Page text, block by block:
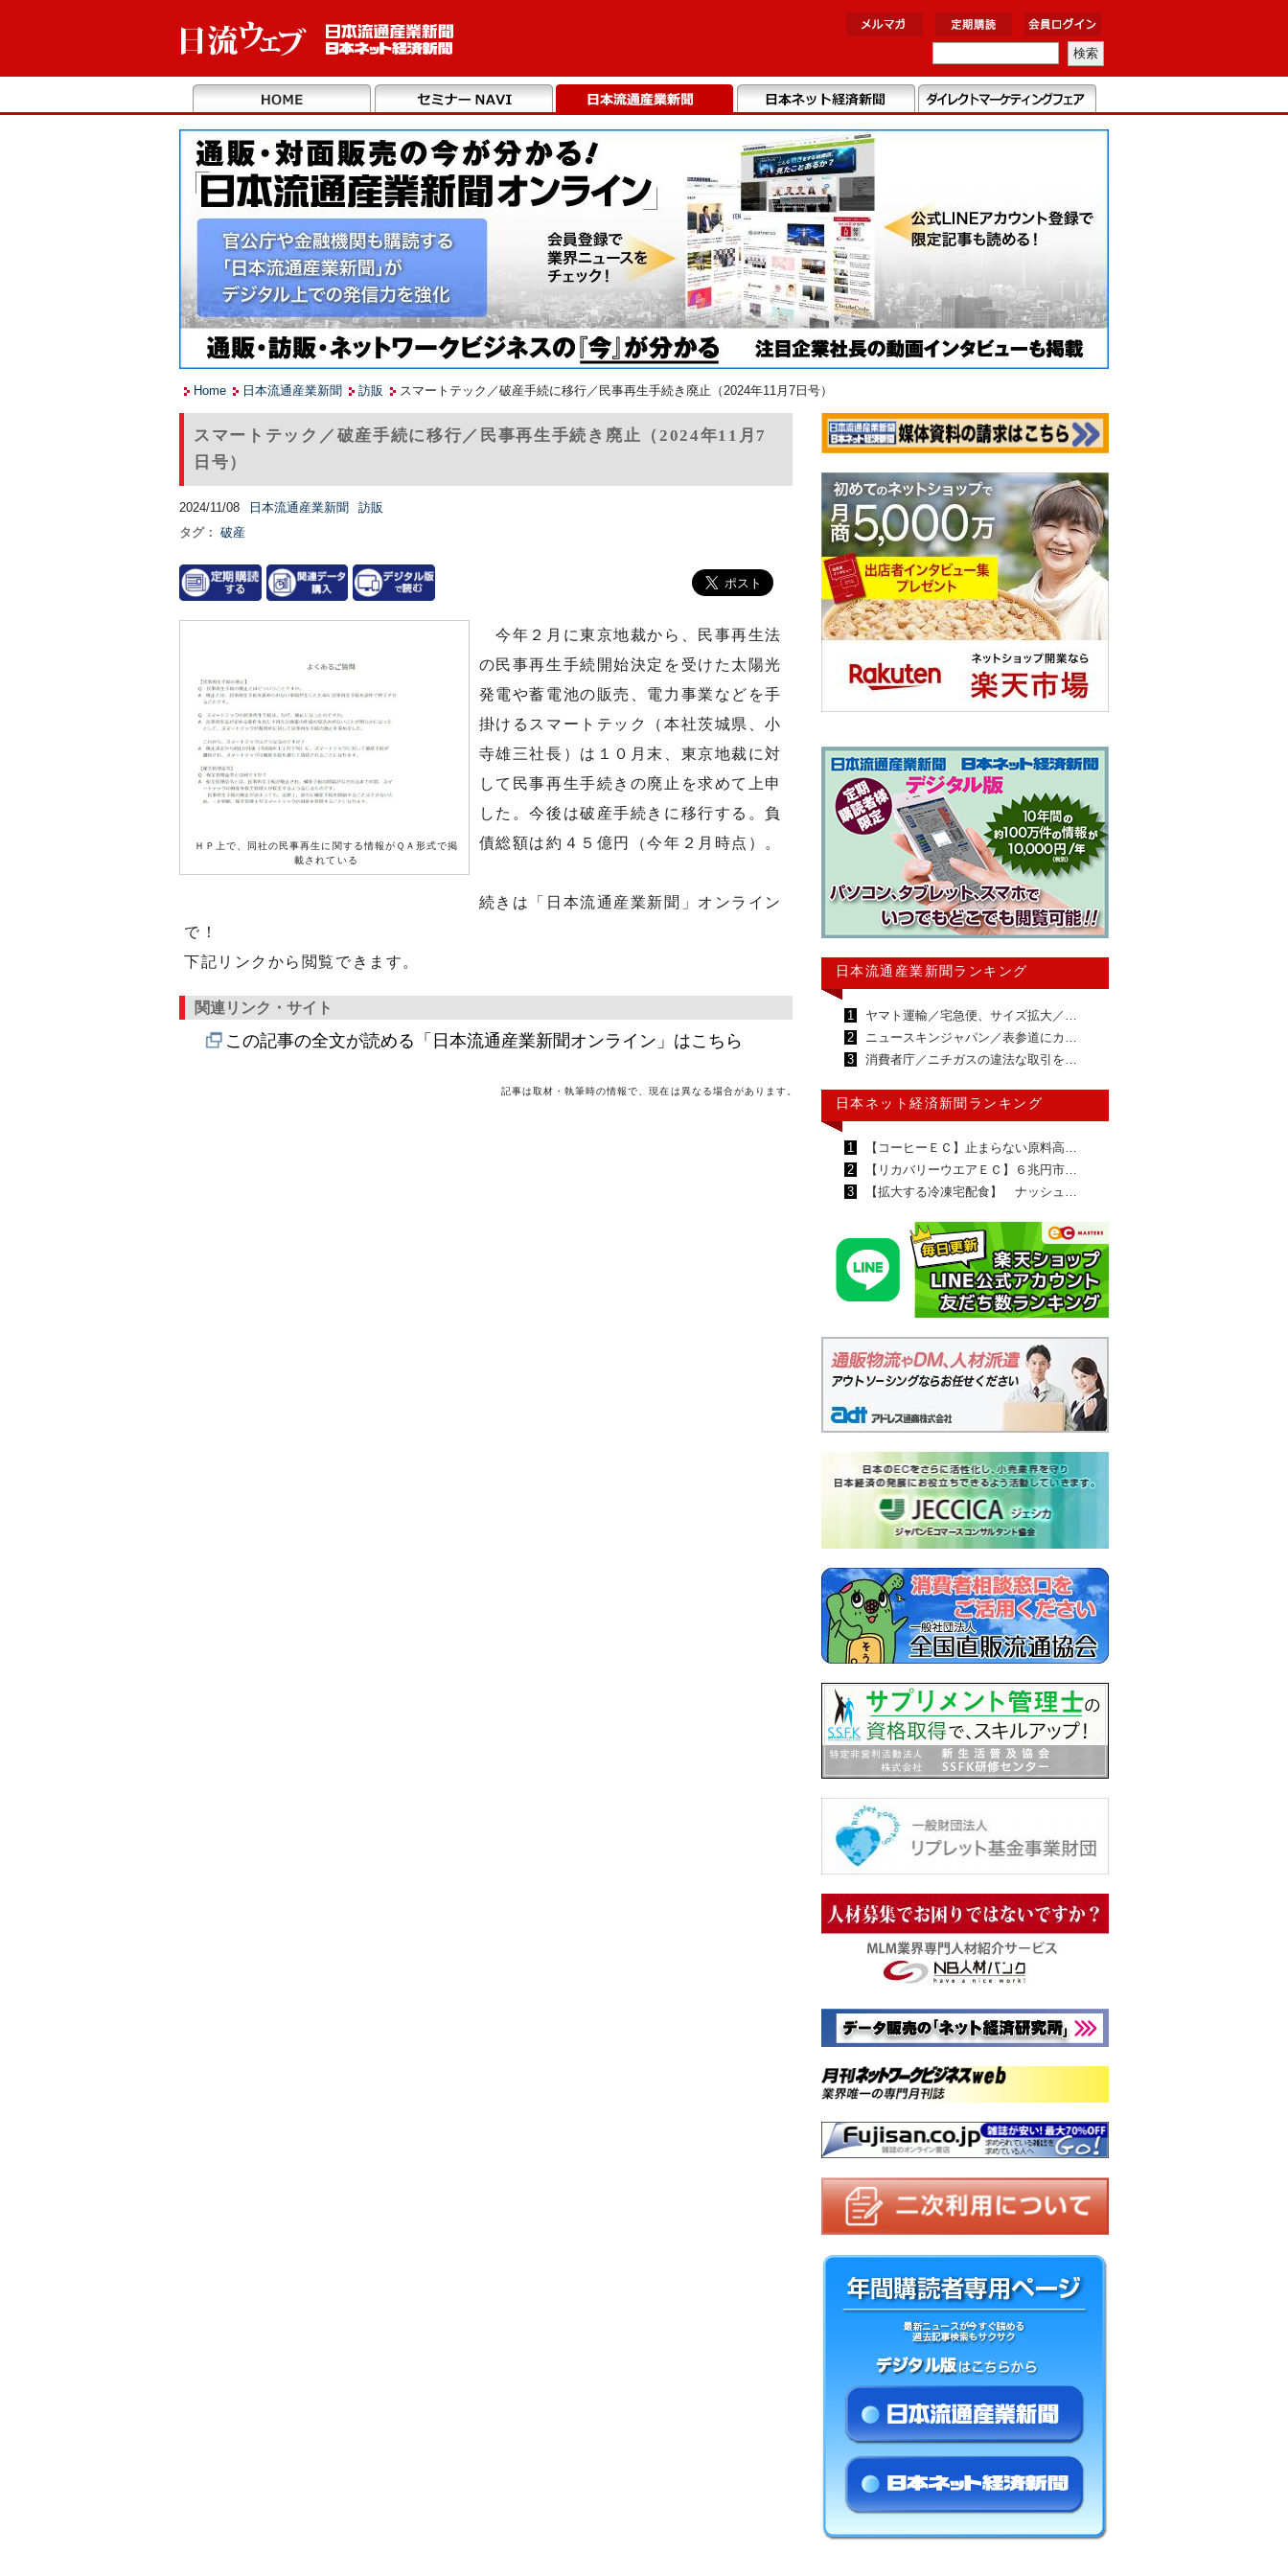
Home 日本流通産業新聞 訪販 スマートテック／破産手続に移行／民事再生手続き廃止（2024年11月7日号）
スマートテック／破産手続に移行／民事再生手続き廃止（2024年11月7
日号）
2024/11/08 日本流通産業新聞
訪販
タグ： 破産
ＨＰ上で、同社の民事再生に関する情報がＱＡ形式で掲
載されている
今年２月に東京地裁から、民事再生法
の民事再生手続開始決定を受けた太陽光
発電や蓄電池の販売、電力事業などを手
掛けるスマートテック（本社茨城県、小
寺雄三社長）は１０月末、東京地裁に対
して民事再生手続きの廃止を求めて上申
した。今後は破産手続きに移行する。負
債総額は約４５億円（今年２月時点）。
続きは「日本流通産業新聞」オンライン
で！
下記リンクから閲覧できます。
関連リンク・サイト
この記事の全文が読める「日本流通産業新聞オンライン」はこちら
記事は取材・執筆時の情報で、現在は異なる場合があります。
日本流通産業新聞ランキング
1
ヤマト運輸／宅急便、サイズ拡大／…
2
ニュースキンジャパン／表参道にカ…
3
消費者庁／ニチガスの違法な取引を…
日本ネット経済新聞ランキング
1
【コーヒーＥＣ】止まらない原料高…
2
【リカバリーウエアＥＣ】６兆円市…
3
【拡大する冷凍宅配食】 ナッシュ…